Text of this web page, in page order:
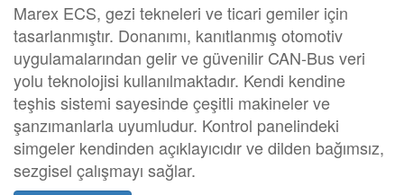
Marex ECS, gezi tekneleri ve ticari gemiler için
tasarlanmıştır. Donanımı, kanıtlanmış otomotiv
uygulamalarından gelir ve güvenilir CAN-Bus veri
yolu teknolojisi kullanılmaktadır. Kendi kendine
teşhis sistemi sayesinde çeşitli makineler ve
şanzımanlarla uyumludur. Kontrol panelindeki
simgeler kendinden açıklayıcıdır ve dilden bağımsız,
sezgisel çalışmayı sağlar.